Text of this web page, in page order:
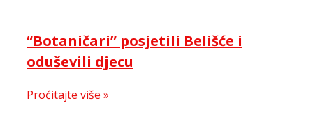
“Botaničari” posjetili Belišće i
oduševili djecu
Proćitajte više »